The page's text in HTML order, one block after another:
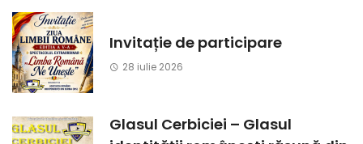
Invitație de participare
28 iulie 2026
Glasul Cerbiciei – Glasul